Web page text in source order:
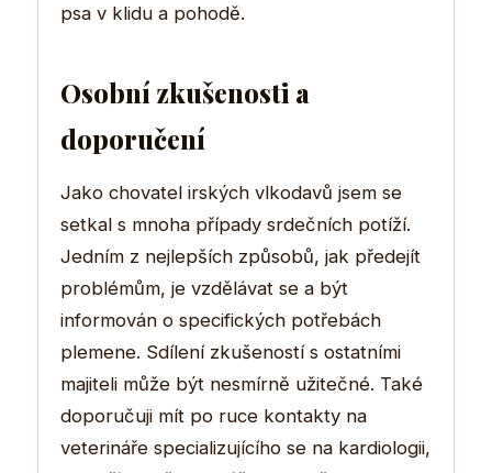
psa v klidu a pohodě.
Osobní zkušenosti a
doporučení
Jako chovatel irských vlkodavů jsem se
setkal s mnoha případy srdečních potíží.
Jedním z nejlepších způsobů, jak předejít
problémům, je vzdělávat se a být
informován o specifických potřebách
plemene. Sdílení zkušeností s ostatními
majiteli může být nesmírně užitečné. Také
doporučuji mít po ruce kontakty na
veterináře specializujícího se na kardiologii,